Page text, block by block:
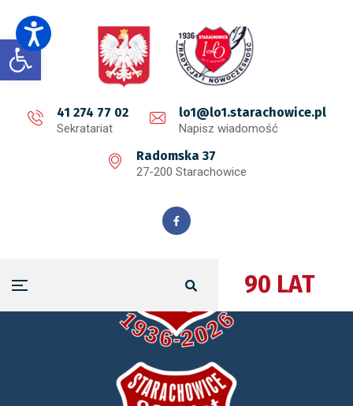
Open toolbar
41 274 77 02
Sekratariat
lo1@lo1.starachowice.pl
Napisz wiadomość
Radomska 37
27-200 Starachowice
90 LAT